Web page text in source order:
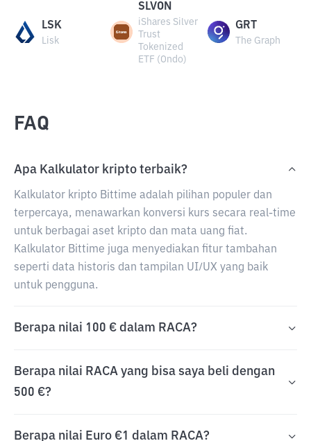
LSK
Lisk
SLVON
iShares Silver
Trust
Tokenized
ETF (Ondo)
GRT
The Graph
FAQ
Apa Kalkulator kripto terbaik?
Kalkulator kripto Bittime adalah pilihan populer dan
terpercaya, menawarkan konversi kurs secara real-time
untuk berbagai aset kripto dan mata uang fiat.
Kalkulator Bittime juga menyediakan fitur tambahan
seperti data historis dan tampilan UI/UX yang baik
untuk pengguna.
Berapa nilai 100 € dalam RACA?
Berapa nilai RACA yang bisa saya beli dengan
500 €?
Berapa nilai Euro €1 dalam RACA?